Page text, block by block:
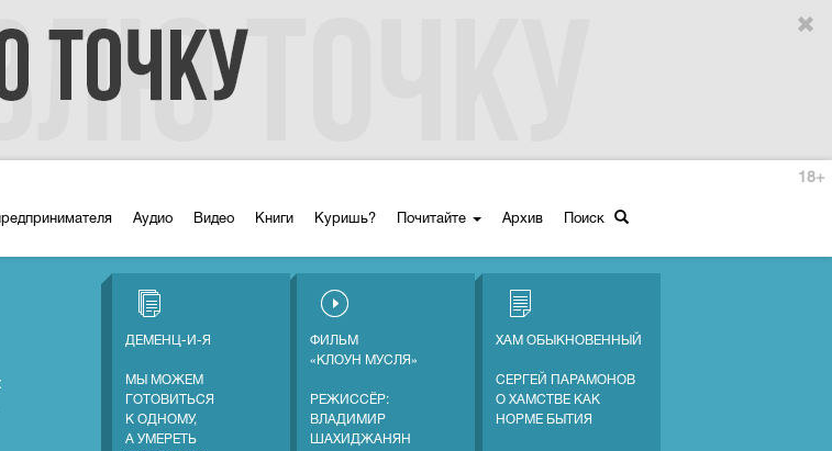
Аудио Видео Книги Куришь? Почитайте Архив Поиск
18+
ДЕМЕНЦ-И-Я
МЫ МОЖЕМ
ГОТОВИТЬСЯ
К ОДНОМУ,
А УМЕРЕТЬ
ФИЛЬМ
«КЛОУН МУСЛЯ»
РЕЖИССЁР:
ВЛАДИМИР
ШАХИДЖАНЯН
ХАМ ОБЫКНОВЕННЫЙ
СЕРГЕЙ ПАРАМОНОВ
О ХАМСТВЕ КАК
НОРМЕ БЫТИЯ